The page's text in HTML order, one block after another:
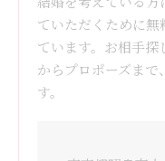
ていただくために
ています。お相手
からプロポーズまで
す。